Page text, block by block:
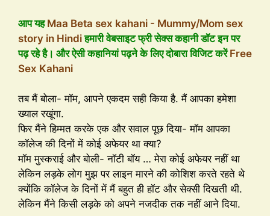
आप यहMaa Beta sex kahani - Mummy/Mom sex
story in Hindiहमारी वेबसाइट फ्री सेक्स कहानी डॉट इन पर
पढ़ रहे है। और ऐसी कहानियां पढ़ने के लिए दोबारा विजिट करेंFree
Sex Kahani
तब मैं बोला- मॉम, आपने एकदम सही किया है. मैं आपका हमेशा
ख्याल रखूंगा.
फिर मैंने हिम्मत करके एक और सवाल पूछ दिया- मॉम आपका
कॉलेज की दिनों में कोई अफेयर था क्या?
मॉम मुस्कराई और बोली- नॉटी बॉय … मेरा कोई अफेयर नहीं था
लेकिन लड़के लोग मुझ पर लाइन मारने की कोशिश करते रहते थे
क्योंकि कॉलेज के दिनों में मैं बहुत ही हॉट और सेक्सी दिखती थी.
लेकिन मैंने किसी लड़के को अपने नजदीक तक नहीं आने दिया.